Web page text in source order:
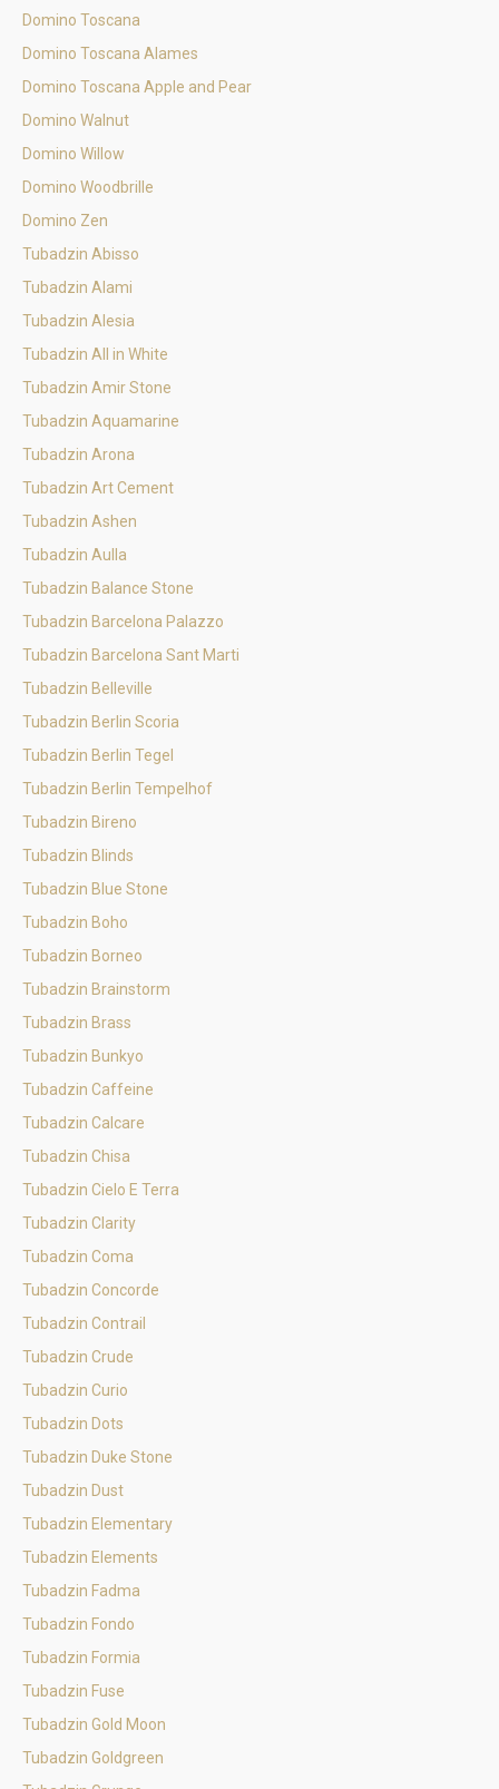
Domino Toscana
Domino Toscana Alames
Domino Toscana Apple and Pear
Domino Walnut
Domino Willow
Domino Woodbrille
Domino Zen
Tubadzin Abisso
Tubadzin Alami
Tubadzin Alesia
Tubadzin All in White
Tubadzin Amir Stone
Tubadzin Aquamarine
Tubadzin Arona
Tubadzin Art Cement
Tubadzin Ashen
Tubadzin Aulla
Tubadzin Balance Stone
Tubadzin Barcelona Palazzo
Tubadzin Barcelona Sant Marti
Tubadzin Belleville
Tubadzin Berlin Scoria
Tubadzin Berlin Tegel
Tubadzin Berlin Tempelhof
Tubadzin Bireno
Tubadzin Blinds
Tubadzin Blue Stone
Tubadzin Boho
Tubadzin Borneo
Tubadzin Brainstorm
Tubadzin Brass
Tubadzin Bunkyo
Tubadzin Caffeine
Tubadzin Calcare
Tubadzin Chisa
Tubadzin Cielo E Terra
Tubadzin Clarity
Tubadzin Coma
Tubadzin Concorde
Tubadzin Contrail
Tubadzin Crude
Tubadzin Curio
Tubadzin Dots
Tubadzin Duke Stone
Tubadzin Dust
Tubadzin Elementary
Tubadzin Elements
Tubadzin Fadma
Tubadzin Fondo
Tubadzin Formia
Tubadzin Fuse
Tubadzin Gold Moon
Tubadzin Goldgreen